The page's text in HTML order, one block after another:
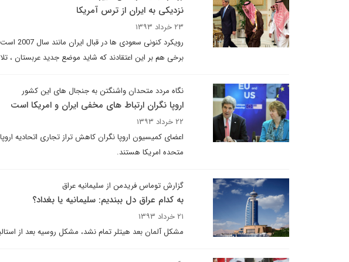
نزدیکی به ایران از ترس آمریکا
۲۳ خرداد ۱۳۹۳
برخی هم بر این اعتقادند که شاید موضع جدید عربستان ،
نگاه مردد متحدان واشنگتن به جنجال های این کشور
اروپا نگران ارتباط های مخفی ایران و امریکا است
۲۲ خرداد ۱۳۹۳
اعضای کمیسیون اروپا نگران کاهش تراز تجاری اتحادیه اروپا
متحده امریکا هستند.
گزارش توماس فریدمن از سلیمانیه عراق
به کدام عراق دل ببندیم: سلیمانیه یا بغداد؟
۲۱ خرداد ۱۳۹۳
مشکل آلمان بعد هیتلر تمام نشد، مشکل روسیه بعد از